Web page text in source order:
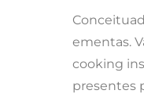
ementas.
cooking
presentes